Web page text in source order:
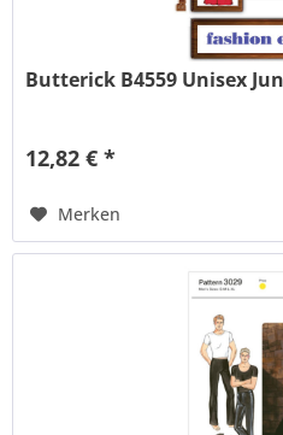
Butterick B4559 Unisex
12,82 € *
Merken